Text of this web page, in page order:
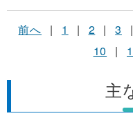
前へ | 1 | 2 | 3 |
10
|
主